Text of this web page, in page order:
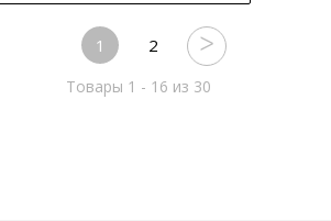
1 2
Товары 1 - 16 из 30